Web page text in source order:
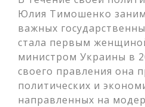
Юлия Тимошенко
важных
стала первым
министром Украины в
своего правления она
политических и
направленных на